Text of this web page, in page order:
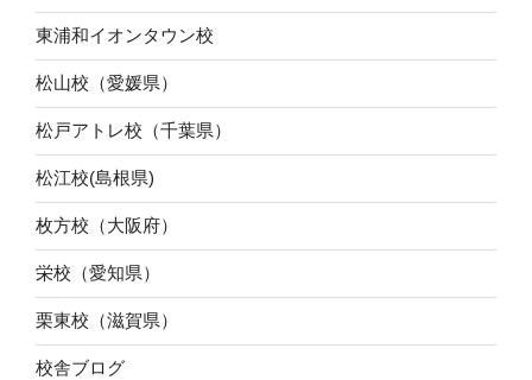
東浦和イオンタウン校
松山校（愛媛県）
松戸アトレ校（千葉県）
松江校(島根県)
枚方校（大阪府）
栄校（愛知県）
栗東校（滋賀県）
校舎ブログ